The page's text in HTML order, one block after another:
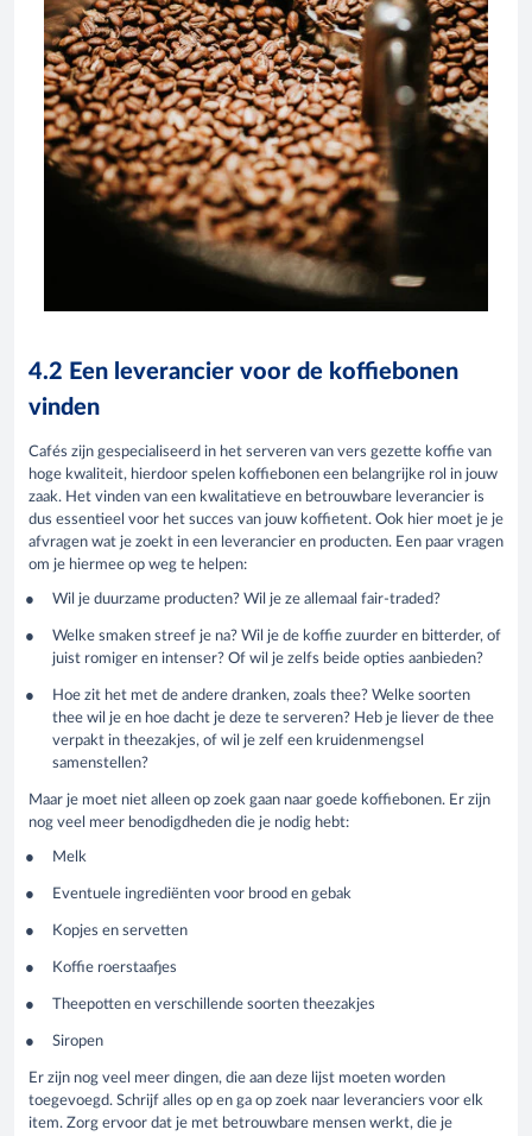
4.2 Een leverancier voor de koffiebonen
vinden
Cafés zijn gespecialiseerd in het serveren van vers gezette koffie van
hoge kwaliteit, hierdoor spelen koffiebonen een belangrijke rol in jouw
zaak. Het vinden van een kwalitatieve en betrouwbare leverancier is
dus essentieel voor het succes van jouw koffietent. Ook hier moet je je
afvragen wat je zoekt in een leverancier en producten. Een paar vragen
om je hiermee op weg te helpen:
Wil je duurzame producten? Wil je ze allemaal fair-traded?
Welke smaken streef je na? Wil je de koffie zuurder en bitterder, of
juist romiger en intenser? Of wil je zelfs beide opties aanbieden?
Hoe zit het met de andere dranken, zoals thee? Welke soorten
thee wil je en hoe dacht je deze te serveren? Heb je liever de thee
verpakt in theezakjes, of wil je zelf een kruidenmengsel
samenstellen?
Maar je moet niet alleen op zoek gaan naar goede koffiebonen. Er zijn
nog veel meer benodigdheden die je nodig hebt:
Melk
Eventuele ingrediënten voor brood en gebak
Kopjes en servetten
Koffie roerstaafjes
Theepotten en verschillende soorten theezakjes
Siropen
Er zijn nog veel meer dingen, die aan deze lijst moeten worden
toegevoegd. Schrijf alles op en ga op zoek naar leveranciers voor elk
item. Zorg ervoor dat je met betrouwbare mensen werkt, die je